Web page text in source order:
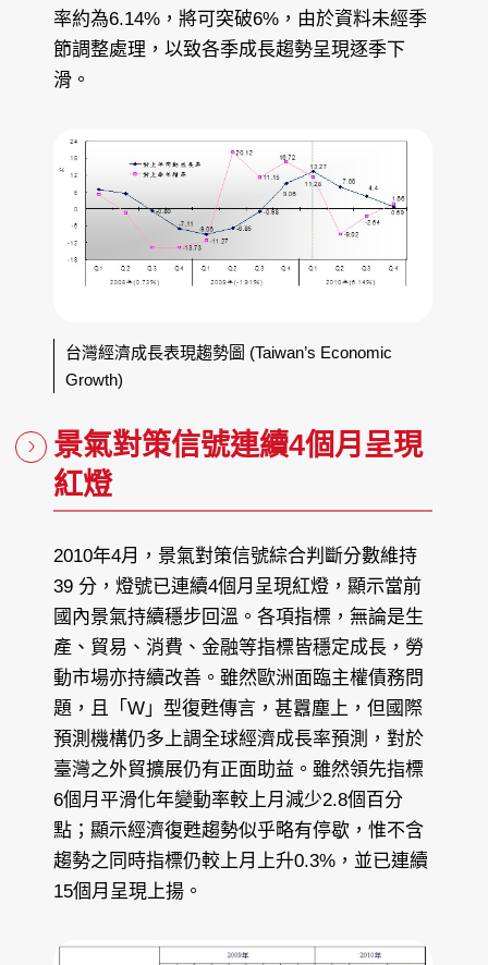
率約為6.14%，將可突破6%，由於資料未經季
節調整處理，以致各季成長趨勢呈現逐季下
滑。
台灣經濟成長表現趨勢圖 (Taiwan’s Economic
Growth)
景氣對策信號連續4個月呈現
紅燈
2010年4月，景氣對策信號綜合判斷分數維持
39 分，燈號已連續4個月呈現紅燈，顯示當前
國內景氣持續穩步回溫。各項指標，無論是生
產、貿易、消費、金融等指標皆穩定成長，勞
動市場亦持續改善。雖然歐洲面臨主權債務問
題，且「W」型復甦傳言，甚囂塵上，但國際
預測機構仍多上調全球經濟成長率預測，對於
臺灣之外貿擴展仍有正面助益。雖然領先指標
6個月平滑化年變動率較上月減少2.8個百分
點；顯示經濟復甦趨勢似乎略有停歇，惟不含
趨勢之同時指標仍較上月上升0.3%，並已連續
15個月呈現上揚。